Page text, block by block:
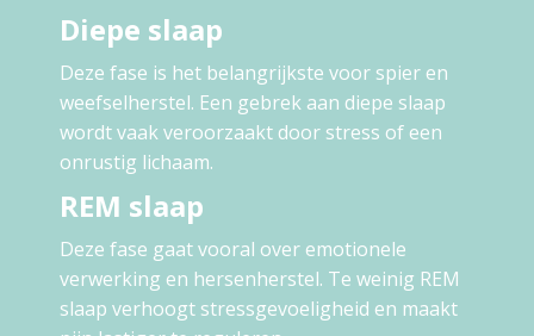
Diepe slaap
Deze fase is het belangrijkste voor spier en
weefselherstel. Een gebrek aan diepe slaap
wordt vaak veroorzaakt door stress of een
onrustig lichaam.
REM slaap
Deze fase gaat vooral over emotionele
verwerking en hersenherstel. Te weinig REM
slaap verhoogt stressgevoeligheid en maakt